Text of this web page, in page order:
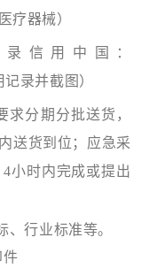
疗器械）
信用中国：
录并截图）
分期分批送货，
送货到位；应急采
小时内完成或提出
、行业标准等。
件